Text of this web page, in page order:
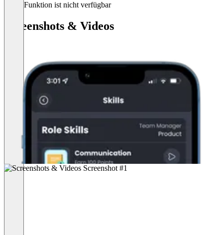
Diese Funktion ist nicht verfügbar
Screenshots & Videos